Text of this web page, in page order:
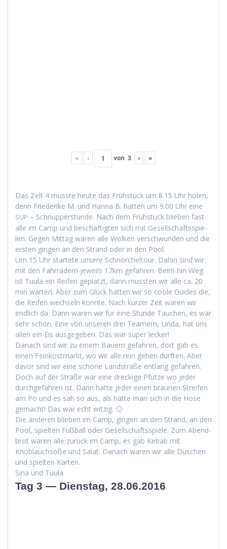
« ‹ von 3 › »
Das Zelt 4 musste heute das Früh­stück um 8.15 Uhr holen,
denn Friederike M. und Han­na B. hat­ten um 9.00 Uhr eine
SUP – Schnup­per­stunde. Nach dem Früh­stück blieben fast
alle im Camp und beschäftigten sich mit Gesellschaftsspie­
len. Gegen Mit­tag waren alle Wolken ver­schwun­den und die
ersten gin­gen an den Strand oder in den Pool.
Um 15 Uhr startete unsere Schnorchel­tour. Dahin sind wir
mit den Fahrrädern jew­eils 17km gefahren. Beim hin Weg
ist Tuu­la ein Reifen geplatzt, dann mussten wir alle ca. 20
min warten. Aber zum Glück hat­ten wir so coole Guides die,
die Reifen wech­seln kon­nte. Nach kurz­er Zeit waren wir
endlich da. Dann waren wir für eine Stunde Tauchen, es war
sehr schön. Eine von unseren drei Team­ern, Lin­da, hat uns
allen ein Eis aus­gegeben. Das war super lecker!
Danach sind wir zu einem Bauern gefahren, dort gab es
einen Feinkost­markt, wo wir alle rein gehen durften. Aber
davor sind wir eine schöne Land­straße ent­lang gefahren.
Doch auf der Straße war eine dreck­ige Pfütze wo jed­er
durchge­fahren ist. Dann hat­te jed­er einen braunen Streifen
am Po und es sah so aus, als hätte man sich in die Hose
gemacht! Das war echt witzig. 🙂
Die anderen blieben im Camp, gin­gen an den Strand, an den
Pool, spiel­ten Fußball oder Gesellschaftsspiele. Zum Abend­
brot waren alle zurück im Camp, es gab Kebab mit
Knoblauch­soße und Salat. Danach waren wir alle Duschen
und spiel­ten Karten.
Sina und Tuula
Tag 3 — Dienstag, 28.06.2016